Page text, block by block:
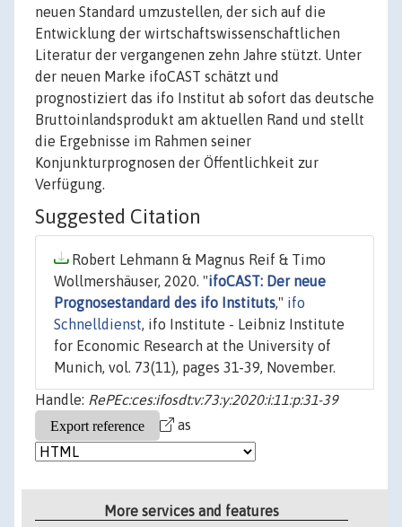
neuen Standard umzustellen, der sich auf die
Entwicklung der wirtschaftswissenschaftlichen
Literatur der vergangenen zehn Jahre stützt. Unter
der neuen Marke ifoCAST schätzt und
prognostiziert das ifo Institut ab sofort das deutsche
Bruttoinlandsprodukt am aktuellen Rand und stellt
die Ergebnisse im Rahmen seiner
Konjunkturprognosen der Öffentlichkeit zur
Verfügung.
Suggested Citation
Robert Lehmann & Magnus Reif & Timo
Wollmershäuser, 2020. "ifoCAST: Der neue
Prognosestandard des ifo Instituts," ifo
Schnelldienst, ifo Institute - Leibniz Institute
for Economic Research at the University of
Munich, vol. 73(11), pages 31-39, November.
Handle: RePEc:ces:ifosdt:v:73:y:2020:i:11:p:31-39
as
More services and features